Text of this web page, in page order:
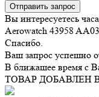
Отправить запрос
Вы интересуетесь
Aerowatch 43958
Спасибо.
Ваш запрос успешно
В ближашее время c
ТОВАР ДОБАВЛЕН